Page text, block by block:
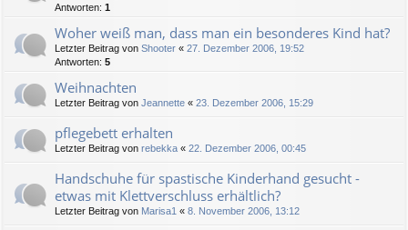
Antworten: 1
Woher weiß man, dass man ein besonderes Kind hat?
Letzter Beitrag von Shooter « 27. Dezember 2006, 19:52
Antworten: 5
Weihnachten
Letzter Beitrag von Jeannette « 23. Dezember 2006, 15:29
pflegebett erhalten
Letzter Beitrag von rebekka « 22. Dezember 2006, 00:45
Handschuhe für spastische Kinderhand gesucht -
etwas mit Klettverschluss erhältlich?
Letzter Beitrag von Marisa1 « 8. November 2006, 13:12